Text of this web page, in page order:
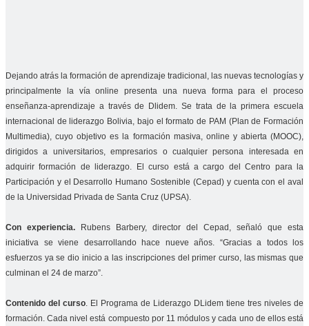
Dejando atrás la formación de aprendizaje tradicional, las nuevas tecnologías y
principalmente la vía online presenta una nueva forma para el proceso
enseñanza-aprendizaje a través de Dlidem. Se trata de la primera escuela
internacional de liderazgo Bolivia, bajo el formato de PAM (Plan de Formación
Multimedia), cuyo objetivo es la formación masiva, online y abierta (MOOC),
dirigidos a universitarios, empresarios o cualquier persona interesada en
adquirir formación de liderazgo. El curso está a cargo del Centro para la
Participación y el Desarrollo Humano Sostenible (Cepad) y cuenta con el aval
de la Universidad Privada de Santa Cruz (UPSA).
Con experiencia. Rubens Barbery, director del Cepad, señaló que esta
iniciativa se viene desarrollando hace nueve años. “Gracias a todos los
esfuerzos ya se dio inicio a las inscripciones del primer curso, las mismas que
culminan el 24 de marzo”.
Contenido del curso. El Programa de Liderazgo DLidem tiene tres niveles de
formación. Cada nivel está compuesto por 11 módulos y cada uno de ellos está